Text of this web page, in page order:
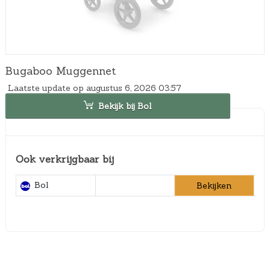
Bugaboo Muggennet
Laatste update op augustus 6, 2026 03:57
Bekijk bij Bol
Ook verkrijgbaar bij
Bol Bekijken